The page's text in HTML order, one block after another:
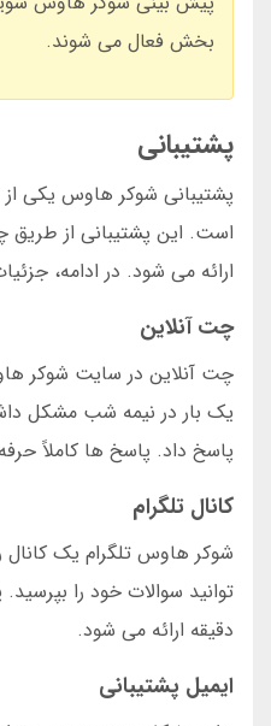
بخش فعال می شوند.
پشتیبانی
پشتیبانی شوکر هاوس یکی
است. این پشتیبانی از طریق
ارائه می شود. در ادامه،
چت آنلاین
پاسخ داد. پاسخ ها کاملاً
کانال تلگرام
شوکر هاوس تلگرام یک کانال
دقیقه ارائه می شود.
ایمیل پشتیبانی